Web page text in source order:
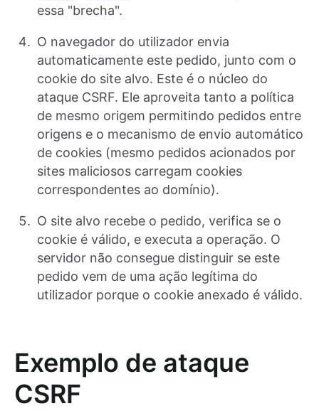
essa "brecha".
O navegador do utilizador envia
automaticamente este pedido, junto com o
cookie do site alvo. Este é o núcleo do
ataque CSRF. Ele aproveita tanto a política
de mesmo origem permitindo pedidos entre
origens e o mecanismo de envio automático
de cookies (mesmo pedidos acionados por
sites maliciosos carregam cookies
correspondentes ao domínio).
O site alvo recebe o pedido, verifica se o
cookie é válido, e executa a operação. O
servidor não consegue distinguir se este
pedido vem de uma ação legítima do
utilizador porque o cookie anexado é válido.
Exemplo de ataque
CSRF